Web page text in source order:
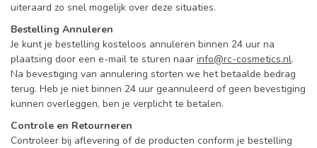
uiteraard zo snel mogelijk over deze situaties.
Bestelling Annuleren
Je kunt je bestelling kosteloos annuleren binnen 24 uur na
plaatsing door een e-mail te sturen naar info@rc-cosmetics.nl.
Na bevestiging van annulering storten we het betaalde bedrag
terug. Heb je niet binnen 24 uur geannuleerd of geen bevestiging
kunnen overleggen, ben je verplicht te betalen.
Controle en Retourneren
Controleer bij aflevering of de producten conform je bestelling